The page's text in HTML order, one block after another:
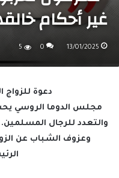
غير أحكام
13/01/2025
0
5
دعوة للزواج
مجلس الدوما الروسي
والتعدد للرجال المسلمين.
وعزوف الشباب عن